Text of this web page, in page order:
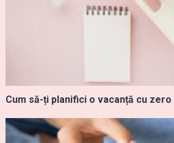
Cum să-ți planifici o vacanță cu